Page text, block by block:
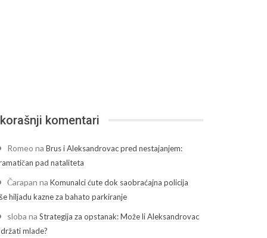
komentari
Romeo naBrus i Aleksandrovac pred nestajanjem:
pad nataliteta
Čarapan naKomunalci ćute dok saobraćajna policija
hiljadu kazne za bahato parkiranje
sloba naStrategija za opstanak: Može li Aleksandrovac
mlade?